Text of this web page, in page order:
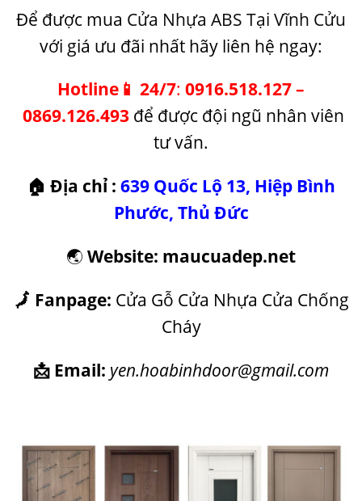
Để được mua Cửa Nhựa ABS Tại Vĩnh Cửu
với giá ưu đãi nhất hãy liên hệ ngay:
Hotline 📱 24/7: 0916.518.127–
0869.126.493 để được đội ngũ nhân viên
tư vấn.
🏠 Địa chỉ : 639 Quốc Lộ 13, Hiệp Bình
Phước, Thủ Đức
🌏 Website: maucuadep.net
🗾 Fanpage: Cửa Gỗ Cửa Nhựa Cửa Chống
Cháy
📩 Email: yen.hoabinhdoor@gmail.com